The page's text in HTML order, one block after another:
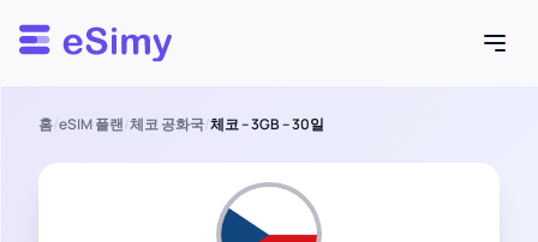
Esimy
홈/eSIM 플랜/체코 공화국/체코 – 3GB – 30일